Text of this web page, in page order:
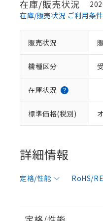
在庫/販売状況
在庫/販売状況 ご利用条件
販売状況
機種区分
在庫状況
標準価格(税別)
詳細情報
定格/性能 RoHS/